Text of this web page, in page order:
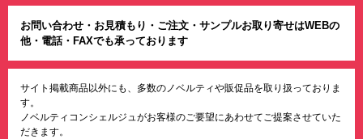
お問い合わせ・お見積もり・ご注文・サンプルお取り寄せはWEBの
他・電話・FAXでも承っております
サイト掲載商品以外にも、多数のノベルティや販促品を取り扱っておりま
す。
ノベルティコンシェルジュがお客様のご要望にあわせてご提案させていた
だきます。